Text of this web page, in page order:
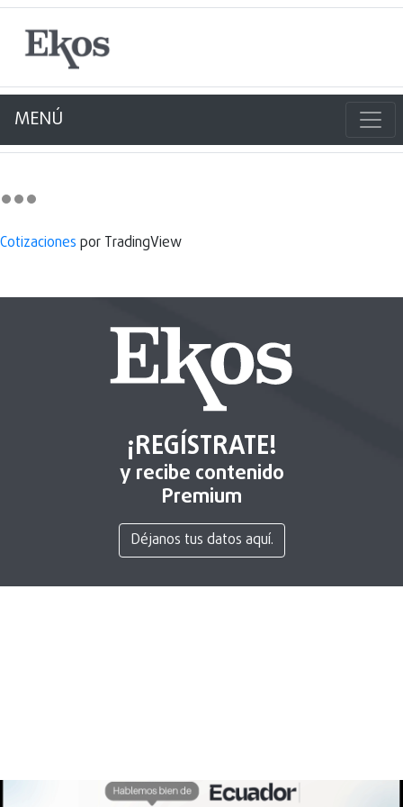
MENÚ
Cotizaciones por TradingView
¡REGÍSTRATE!
y recibe contenido
Premium
Déjanos tus datos aquí.